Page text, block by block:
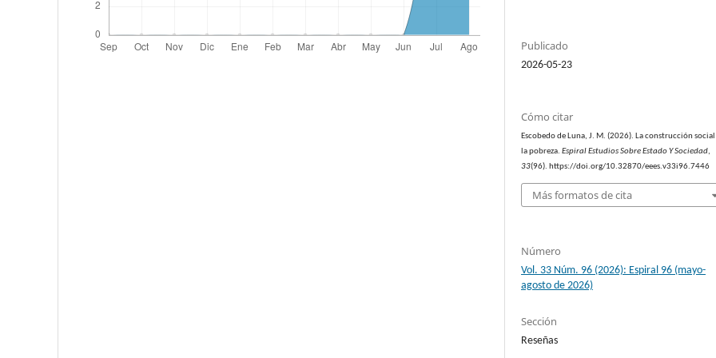
Publicado
2026-05-23
Cómo citar
Escobedo de Luna, J. M. (2026). La construcción social
la pobreza.Espiral Estudios Sobre Estado Y Sociedad,
33(96). https://doi.org/10.32870/eees.v33i96.7446
Más formatos de cita
Número
Vol. 33 Núm. 96 (2026): Espiral 96 (mayo-
agosto de 2026)
Sección
Reseñas